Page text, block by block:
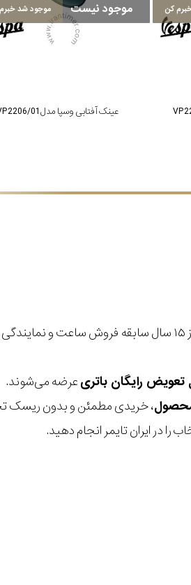
کن موجود نیست موجود شد
عینک آفتابی وسپا مدل VP2206/01
عرضه می‌شوند.
، خریدی مطمئن و بدون ریسک
را در ایران تایمر انجام دهید.